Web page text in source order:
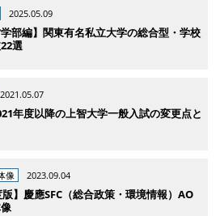
2025.05.09
学部編】関東有名私立大学の総合型・学校
選
2021.05.07
年度以降の上智大学一般入試の変更点と
像 2023.09.04
版】慶應SFC（総合政策・環境情報）AO